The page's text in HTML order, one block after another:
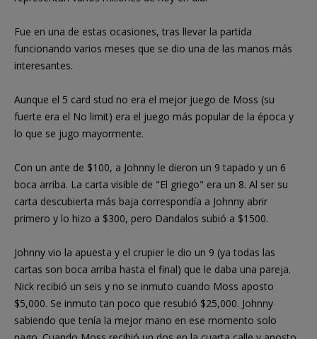
Fue en una de estas ocasiones, tras llevar la partida
funcionando varios meses que se dio una de las manos más
interesantes.
Aunque el 5 card stud no era el mejor juego de Moss (su
fuerte era el No limit) era el juego más popular de la época y
lo que se jugo mayormente.
Con un ante de $100, a Johnny le dieron un 9 tapado y un 6
boca arriba. La carta visible de "El griego" era un 8. Al ser su
carta descubierta más baja correspondía a Johnny abrir
primero y lo hizo a $300, pero Dandalos subió a $1500.
Johnny vio la apuesta y el crupier le dio un 9 (ya todas las
cartas son boca arriba hasta el final) que le daba una pareja.
Nick recibió un seis y no se inmuto cuando Moss aposto
$5,000. Se inmuto tan poco que resubió $25,000. Johnny
sabiendo que tenía la mejor mano en ese momento solo